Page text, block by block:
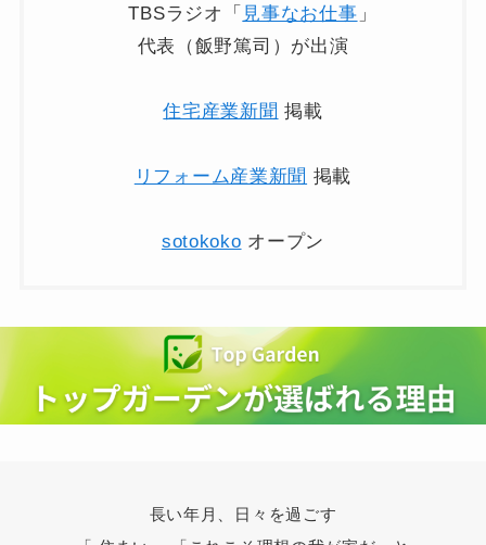
TBSラジオ「 見事なお仕事 」
代表（飯野篤司）が出演
住宅産業新聞 掲載
リフォーム産業新聞 掲載
sotokoko オープン
長い年月、日々を過ごす